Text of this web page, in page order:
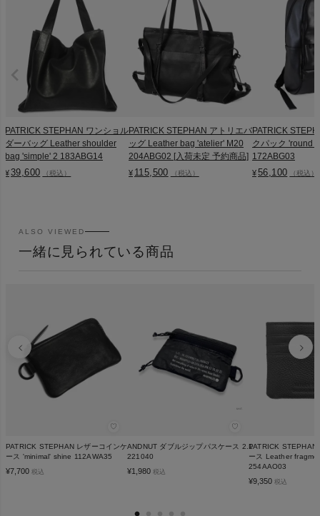
PATRICK STEPHAN ワンショル
ダーバッグ Leather shoulder
bag 'simple' 2 183ABG14
¥ 39,600 （税込）
PATRICK STEPHAN アトリエバ
ッグ Leather bag 'atelier' M20
204ABG02 [入荷未定 予約商品]
¥ 115,500 （税込）
PATRICK
クパック 'round
172ABG03
¥56,100 （税込）
ALSO VIEWED
一緒に見られている商品
♡
PATRICK STEPHAN レザーコインケ
ース 'minimal' shine 112AWA35
¥7,700 税込
♡
ANDNUT ダブルジップパスケース 2.1
221040
¥1,980 税込
PATRICK STEPHAN
ース Leather
254AAO03
¥9,350 税込